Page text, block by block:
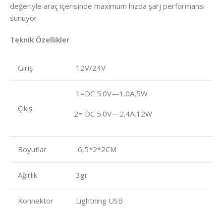
değeriyle araç içerisinde maximum hızda şarj performansı
sunuyor.
Teknik Özellikler
Giriş 12V/24V
Çıkış
1=DC 5.0V—1.0A,5W
2= DC 5.0V—2.4A,12W
Boyutlar 6,5*2*2CM
Ağırlık 3gr
Konnektor Lightning USB